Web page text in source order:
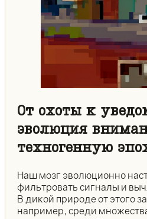
От охоты к
эволюция
техногенную
Наш мозг эволюционно
фильтровать сигналы и
В дикой природе от этого
например, среди